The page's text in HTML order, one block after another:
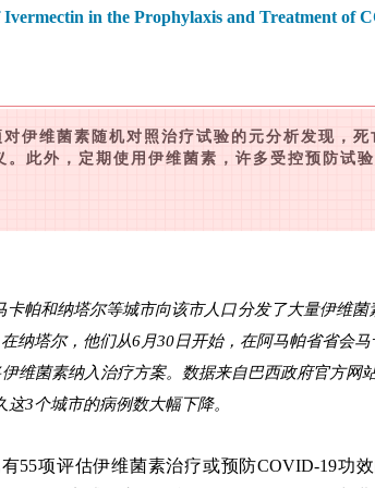
in the Prophylaxis and Treatment of
伊维菌素随机对照治疗试验的元分析发现，
。此外，定期使用伊维菌素，许多受控预防试
卡帕和纳塔尔等城市向该市人口分发了大量伊维
纳塔尔，他们从6月30日开始，在阿马帕省省会
维菌素纳入治疗方案。数据来自巴西政府官方网
3个城市的病例数大幅下降。
55项评估伊维菌素治疗或预防COVID-19功